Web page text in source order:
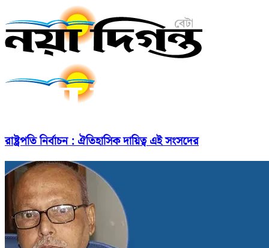
রাষ্ট্রপতি নির্বাচন : ঐতিহাসিক দায়িত্ব এই সংসদের